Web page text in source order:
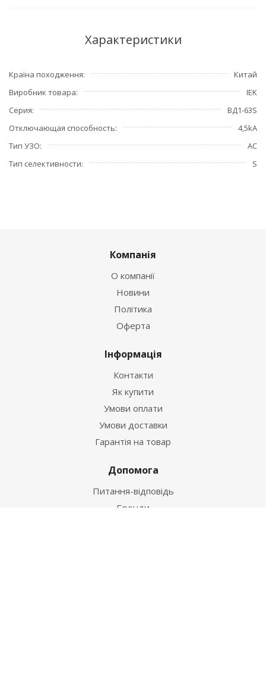
Характеристики
Країна походження
Китай
Виробник товара
IEK
Серия
ВД1-63S
Отключающая способность
4,5kA
Тип УЗО
АС
Тип селективности
S
Компанія
О компанії
Новини
Політика
Оферта
Інформація
Контакти
Як купити
Умови оплати
Умови доставки
Гарантія на товар
Допомога
Питання-відповідь
Бренди